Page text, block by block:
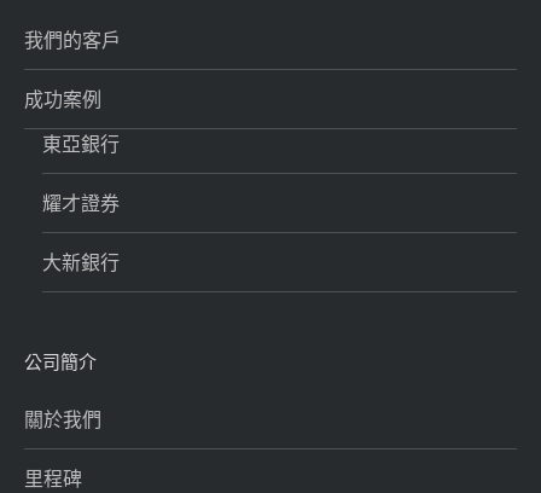
我們的客戶
成功案例
東亞銀行
耀才證券
大新銀行
公司簡介
關於我們
里程碑